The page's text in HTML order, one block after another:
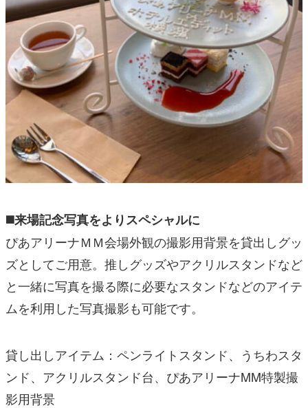
◼️来場記念写真をよりスペシャルに
ぴあアリーナＭＭ会場外観の撮影用背景を貸出しグッ
ズとしてご用意。推しグッズやアクリルスタンドなど
と一緒に写真を撮る際に必要なスタンドなどのアイテ
ムを利用した写真撮影も可能です。
貸し出しアイテム：ペンライトスタンド、うちわスタ
ンド、アクリルスタンド台、ぴあアリーナMM特製撮
影用背景